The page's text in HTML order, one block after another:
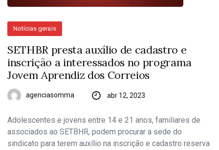
Notícias gerais
SETHBR presta auxílio de cadastro e
inscrição a interessados no programa
Jovem Aprendiz dos Correios
agenciasomma abr 12, 2023
Adolescentes e jovens entre 14 e 21 anos, familiares de
associados ao SETBHR, podem procurar a sede do
sindicato para terem auxílio na inscrição e cadastro reserva